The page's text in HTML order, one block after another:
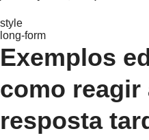
style
long-form
Exemplos
como reagir
resposta